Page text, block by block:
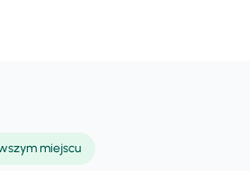
miejscu